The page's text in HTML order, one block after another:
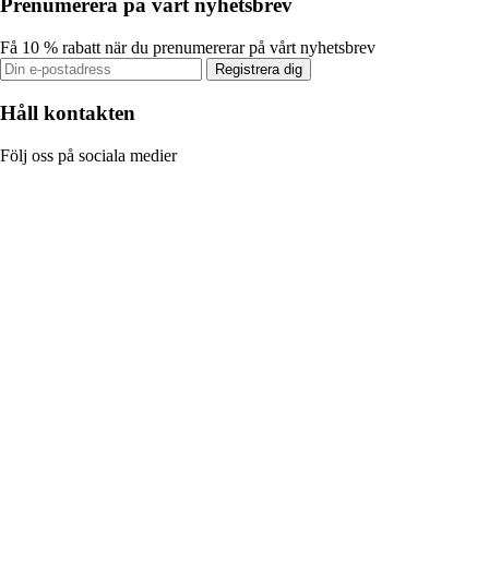
Prenumerera på vårt nyhetsbrev
Få 10 % rabatt när du prenumererar på vårt nyhetsbrev
Registrera dig
Håll kontakten
Följ oss på sociala medier